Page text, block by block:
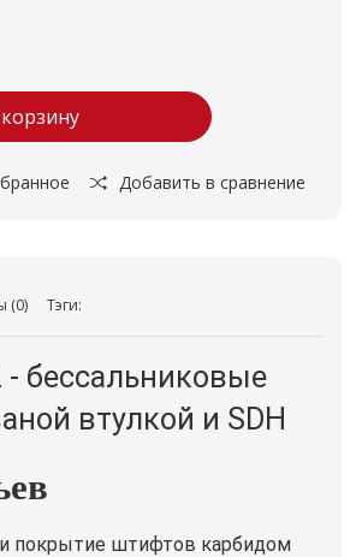
Добавить в сравнение
(0) Тэги:
- бессальниковые
втулкой и SDH
и покрытие штифтов карбидом